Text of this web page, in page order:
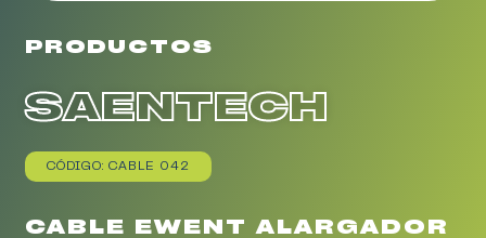
PRODUCTOS
SAENTECH
CÓDIGO: CABLE 042
CABLE EWENT ALARGADOR